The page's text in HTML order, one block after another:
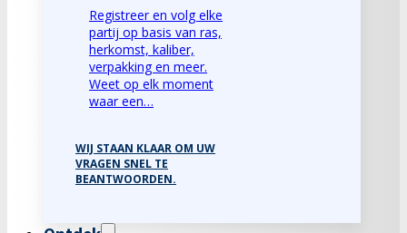
Registreer en volg elke
partij op basis van ras,
herkomst, kaliber,
verpakking en meer.
Weet op elk moment
waar een…
WIJ STAAN KLAAR OM UW
VRAGEN SNEL TE
BEANTWOORDEN.